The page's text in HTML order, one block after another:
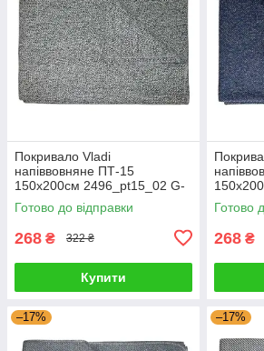
Покривало Vladi
напіввовняне ПТ-15
150x200см 2496_pt15_02 G-
Rich
Готово до відправки
268 ₴ 322 ₴
Купити
Rich
Готово
268 ₴
–17% –17%